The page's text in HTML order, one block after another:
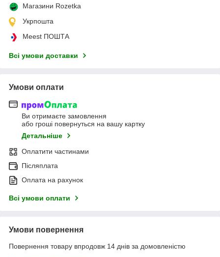
Магазини Rozetka
Укрпошта
Meest ПОШТА
Всі умови доставки
Умови оплати
Ви отримаєте замовлення
або гроші повернуться на вашу картку
Детальніше
Оплатити частинами
Післяплата
Оплата на рахунок
Всі умови оплати
Умови повернення
Повернення товару впродовж 14 днів за домовленістю